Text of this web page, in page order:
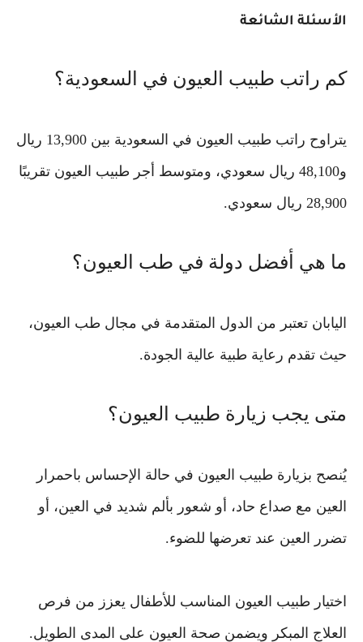
الأسئلة الشائعة
كم راتب طبيب العيون في السعودية؟
يتراوح راتب طبيب العيون في السعودية بين 13,900 ريال
و48,100 ريال سعودي، ومتوسط أجر طبيب العيون تقريبًا
28,900 ريال سعودي.
ما هي أفضل دولة في طب العيون؟
اليابان تعتبر من الدول المتقدمة في مجال طب العيون،
حيث تقدم رعاية طبية عالية الجودة.
متى يجب زيارة طبيب العيون؟
يُنصح بزيارة طبيب العيون في حالة الإحساس باحمرار
العين مع صداع حاد، أو شعور بألم شديد في العين، أو
تضرر العين عند تعرضها للضوء.
اختيار طبيب العيون المناسب للأطفال يعزز من فرص
العلاج المبكر ويضمن صحة العيون على المدى الطويل.